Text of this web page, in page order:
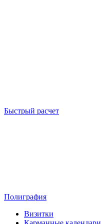
Быстрый расчет
Полиграфия
Визитки